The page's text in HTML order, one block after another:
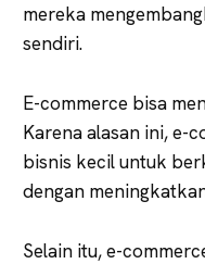
mereka
sendiri.
E-commerce bisa
Karena alasan ini, e-
bisnis kecil untuk
dengan
Selain itu, e-